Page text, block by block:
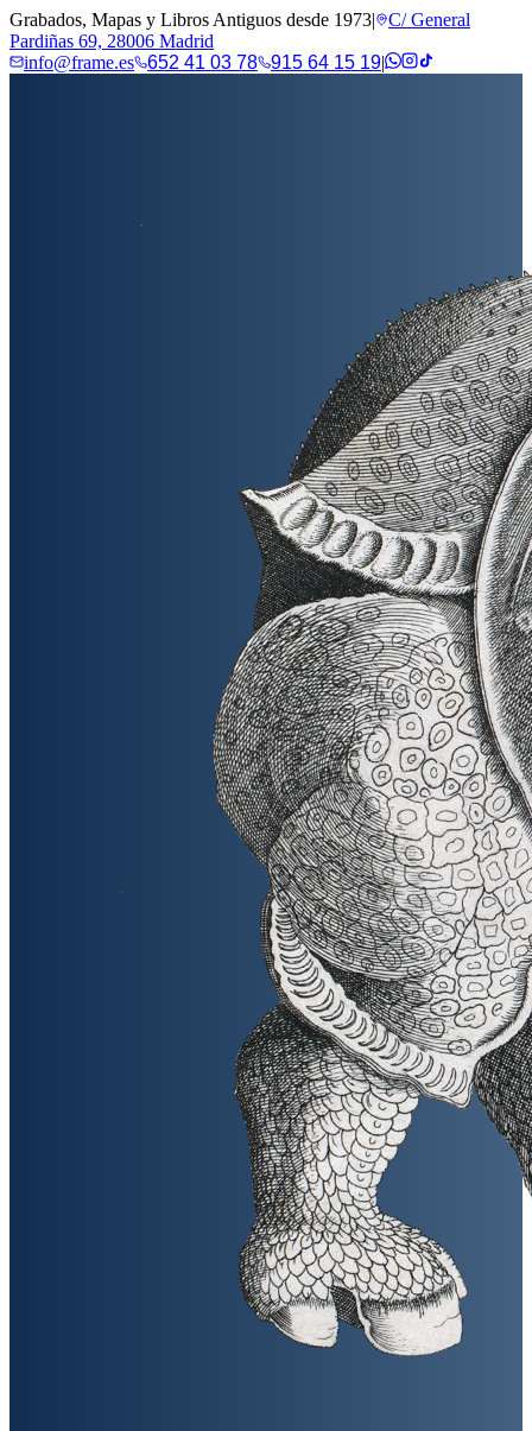
Grabados, Mapas y Libros Antiguos desde 1973|
C/ General
Pardiñas 69, 28006 Madrid
info@frame.es
652 41 03 78 915 64 15 19|